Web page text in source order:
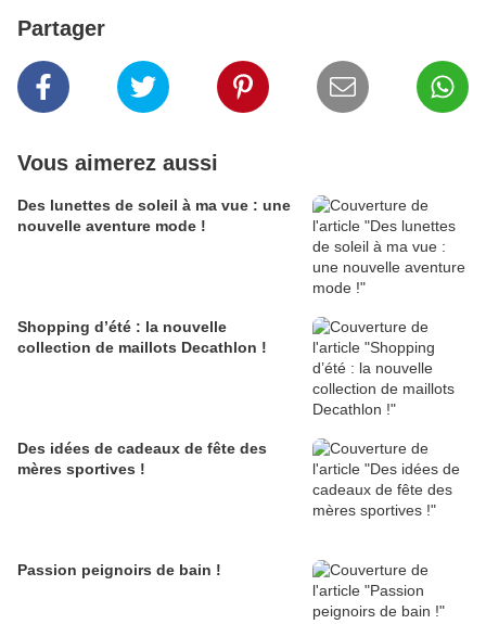
Partager
Vous aimerez aussi
Des lunettes de soleil à ma vue : une
nouvelle aventure mode !
Shopping d’été : la nouvelle
collection de maillots Decathlon !
Des idées de cadeaux de fête des
mères sportives !
Passion peignoirs de bain !